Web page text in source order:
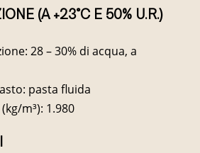
(A +23°C E 50% U.R.)
28 – 30% di acqua, a
pasta fluida
m³): 1.980